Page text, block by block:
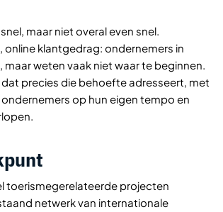
maar niet overal even snel.
klantgedrag: ondernemers in
maar weten vaak niet waar te beginnen.
precies die behoefte adresseert, met
op hun eigen tempo en
toerismegerelateerde projecten
netwerk van internationale